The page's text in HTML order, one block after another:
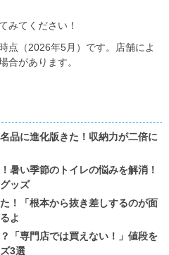
みてください！
点（2026年5月）です。店舗によ
合があります。
品に進化版きた！収納力が二倍に
暑い季節のトイレの悩みを解消！
ッズ
！「根本から抜き差しするのが面
よ
「専門店では買えない！」値段を
3選